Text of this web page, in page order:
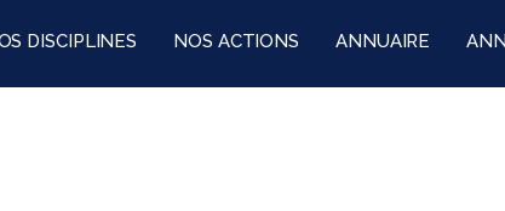
DISCIPLINES NOS ACTIONS ANNUAIRE